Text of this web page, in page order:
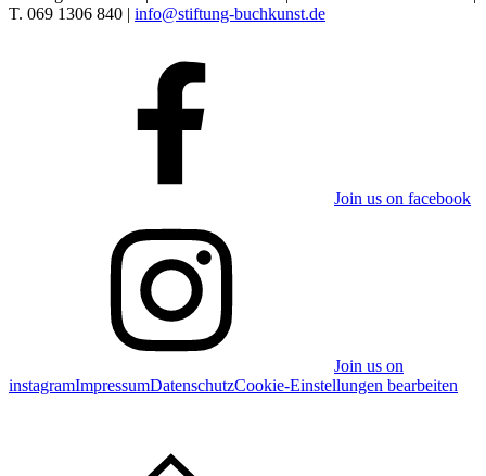
T. 069 1306 840 | info@stiftung-buchkunst.de
Join us on facebook
Join us on
instagramImpressumDatenschutzCookie-Einstellungen bearbeiten